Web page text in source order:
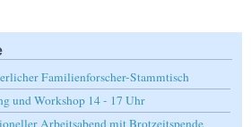
Familienforscher-Stammtisch
und Workshop 14 - 17 Uhr
Arbeitsabend mit Brotzeitspende